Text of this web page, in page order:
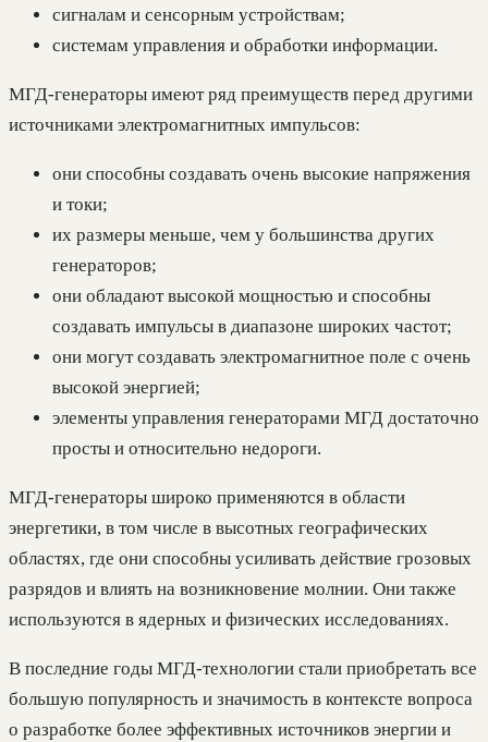
сигналам и сенсорным устройствам;
системам управления и обработки информации.
МГД-генераторы имеют ряд преимуществ перед другими
источниками электромагнитных импульсов:
они способны создавать очень высокие напряжения
и токи;
их размеры меньше, чем у большинства других
генераторов;
они обладают высокой мощностью и способны
создавать импульсы в диапазоне широких частот;
они могут создавать электромагнитное поле с очень
высокой энергией;
элементы управления генераторами МГД достаточно
просты и относительно недороги.
МГД-генераторы широко применяются в области
энергетики, в том числе в высотных географических
областях, где они способны усиливать действие грозовых
разрядов и влиять на возникновение молнии. Они также
используются в ядерных и физических исследованиях.
В последние годы МГД-технологии стали приобретать все
большую популярность и значимость в контексте вопроса
о разработке более эффективных источников энергии и